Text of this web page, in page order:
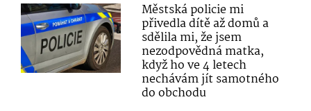
Městská policie mi
přivedla dítě až domů a
sdělila mi, že jsem
nezodpovědná matka,
když ho ve 4 letech
nechávám jít samotného
do obchodu